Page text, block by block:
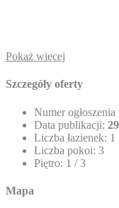
Pokaż więcej
Szczegóły oferty
Numer
Data publikacji:
Liczba łazienek: 1
Liczba pokoi: 3
Piętro: 1 / 3
Mapa